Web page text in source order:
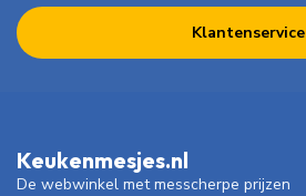
Klantenservice
Keukenmesjes.nl
De webwinkel met messcherpe prijzen